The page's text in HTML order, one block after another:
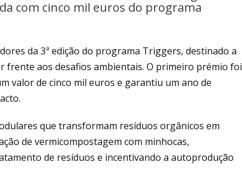
com cinco mil euros do programa
da 3ª edição do programa Triggers, destinado a
frente aos desafios ambientais. O primeiro prémio foi
valor de cinco mil euros e garantiu um ano de
que transformam resíduos orgânicos em
de vermicompostagem com minhocas,
de resíduos e incentivando a autoprodução